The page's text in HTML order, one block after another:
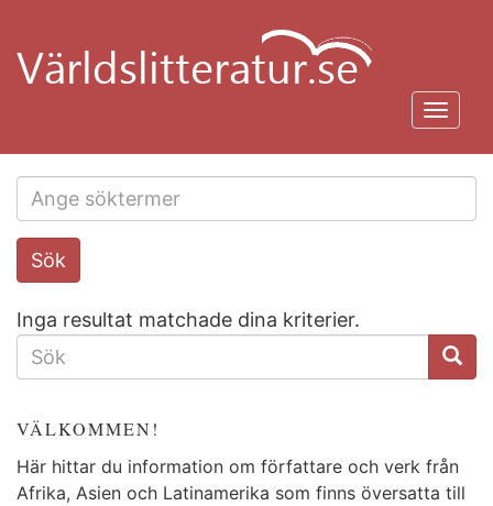
huvudinnehåll
Search
this
Sök
Inga resultat matchade dina kriterier.
SÖKFORMULÄR
VÄLKOMMEN!
Här hittar du information om författare och verk från
Afrika, Asien och Latinamerika som finns översatta till